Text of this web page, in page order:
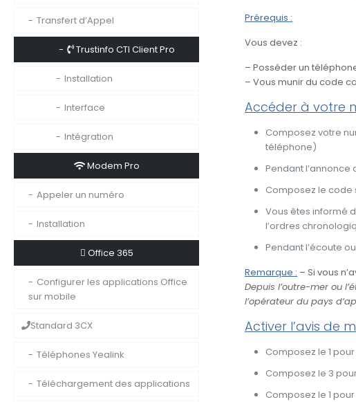
Prérequis :
Vous devez :
– Posséder un
– Vous munir du code
Accéder à votre
Composez votre
téléphone)
Pendant
Composez le code
Vous êtes informé
l’ordres
Pendant l’écoute
Remarque : – Si vous
Depuis l’outre-mer ou
l’opérateur du pays
Activer l’avis de
Composez le 1
Composez le 3
Composez le 1
Transfert d’Appel
Trustinfo CTI Client Pro
Installation
Interface
Intégration
Modem Pro
Appeler un numéro
Installation
Office 365
Configurer les applications Office
sur mobile
Standard 3CX
Téléphones Yealink
Téléchargement des applications